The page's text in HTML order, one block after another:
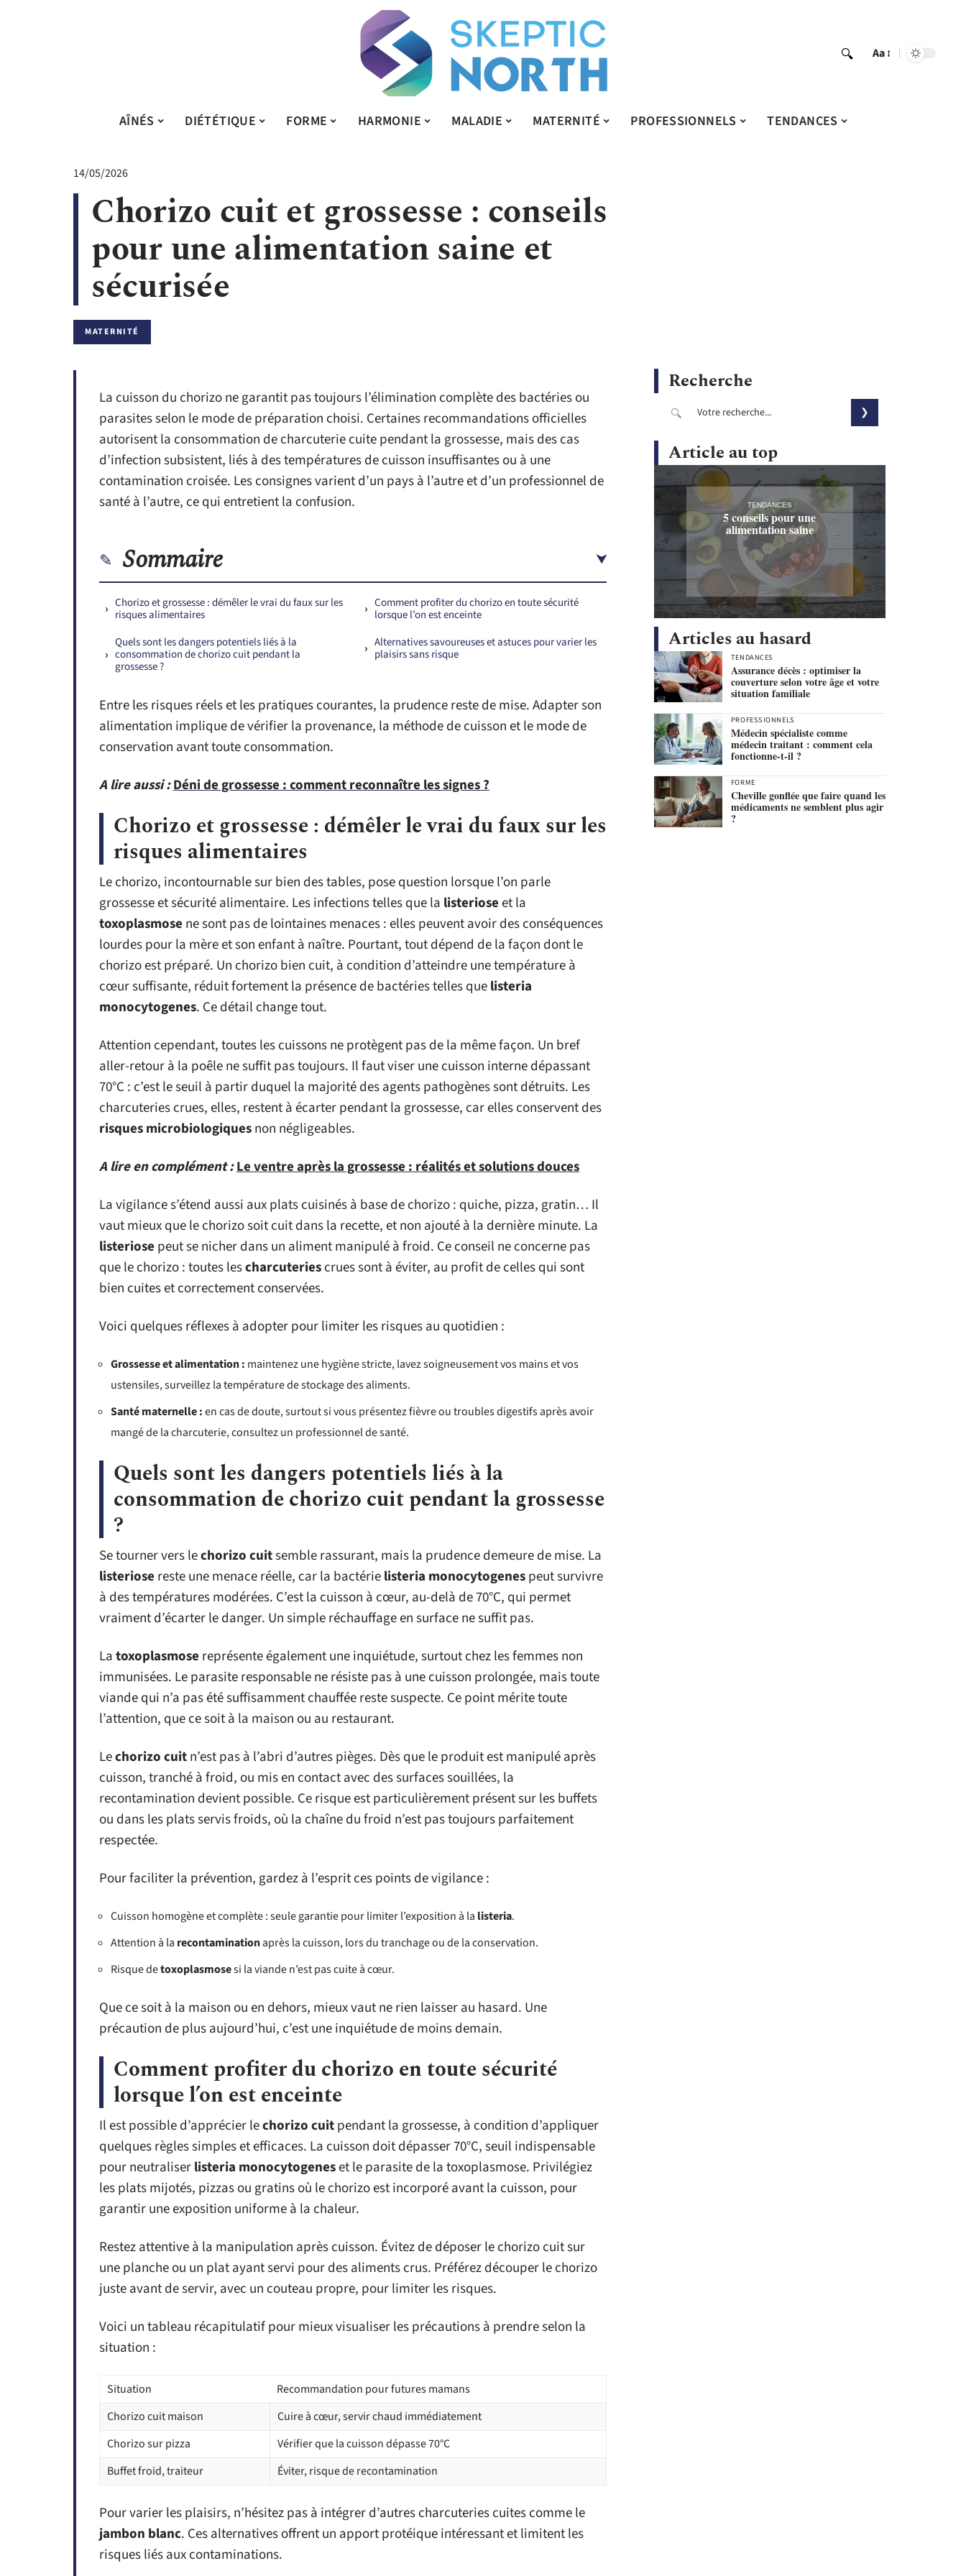
Aa
AÎNÉS DIÉTÉTIQUE FORME HARMONIE MALADIE MATERNITÉ PROFESSIONNELS TENDANCES
14/05/2026
Chorizo cuit et grossesse : conseils
pour une alimentation saine et
sécurisée
MATERNITÉ
La cuisson du chorizo ne garantit pas toujours l’élimination complète des bactéries ou
parasites selon le mode de préparation choisi. Certaines recommandations officielles
autorisent la consommation de charcuterie cuite pendant la grossesse, mais des cas
d’infection subsistent, liés à des températures de cuisson insuffisantes ou à une
contamination croisée. Les consignes varient d’un pays à l’autre et d’un professionnel de
santé à l’autre, ce qui entretient la confusion.
Sommaire
Chorizo et grossesse : démêler le vrai du faux sur les
risques alimentaires
Quels sont les dangers potentiels liés à la
consommation de chorizo cuit pendant la
grossesse ?
Comment profiter du chorizo en toute sécurité
lorsque l’on est enceinte
Alternatives savoureuses et astuces pour varier les
plaisirs sans risque
Entre les risques réels et les pratiques courantes, la prudence reste de mise. Adapter son
alimentation implique de vérifier la provenance, la méthode de cuisson et le mode de
conservation avant toute consommation.
A lire aussi :Déni de grossesse : comment reconnaître les signes ?
Chorizo et grossesse : démêler le vrai du faux sur les
risques alimentaires
Le chorizo, incontournable sur bien des tables, pose question lorsque l’on parle
grossesse et sécurité alimentaire. Les infections telles que la listerioseet la
toxoplasmose ne sont pas de lointaines menaces : elles peuvent avoir des conséquences
lourdes pour la mère et son enfant à naître. Pourtant, tout dépend de la façon dont le
chorizo est préparé. Un chorizo bien cuit, à condition d’atteindre une température à
cœur suffisante, réduit fortement la présence de bactéries telles quelisteria
monocytogenes. Ce détail change tout.
Attention cependant, toutes les cuissons ne protègent pas de la même façon. Un bref
aller-retour à la poêle ne suffit pas toujours. Il faut viser une cuisson interne dépassant
70°C : c’est le seuil à partir duquel la majorité des agents pathogènes sont détruits. Les
charcuteries crues, elles, restent à écarter pendant la grossesse, car elles conservent des
risques microbiologiquesnon négligeables.
A lire en complément :Le ventre après la grossesse : réalités et solutions douces
La vigilance s’étend aussi aux plats cuisinés à base de chorizo : quiche, pizza, gratin… Il
vaut mieux que le chorizo soit cuit dans la recette, et non ajouté à la dernière minute. La
listeriose peut se nicher dans un aliment manipulé à froid. Ce conseil ne concerne pas
que le chorizo : toutes lescharcuteriescrues sont à éviter, au profit de celles qui sont
bien cuites et correctement conservées.
Voici quelques réflexes à adopter pour limiter les risques au quotidien :
Grossesse et alimentation : maintenez une hygiène stricte, lavez soigneusement vos mains et vos
ustensiles, surveillez la température de stockage des aliments.
Santé maternelle :en cas de doute, surtout si vous présentez fièvre ou troubles digestifs après avoir
mangé de la charcuterie, consultez un professionnel de santé.
Quels sont les dangers potentiels liés à la
consommation de chorizo cuit pendant la grossesse
?
Se tourner vers lechorizo cuitsemble rassurant, mais la prudence demeure de mise. La
listeriose reste une menace réelle, car la bactérielisteria monocytogenespeut survivre
à des températures modérées. C’est la cuisson à cœur, au-delà de 70°C, qui permet
vraiment d’écarter le danger. Un simple réchauffage en surface ne suffit pas.
Latoxoplasmose représente également une inquiétude, surtout chez les femmes non
immunisées. Le parasite responsable ne résiste pas à une cuisson prolongée, mais toute
viande qui n’a pas été suffisamment chauffée reste suspecte. Ce point mérite toute
l’attention, que ce soit à la maison ou au restaurant.
Lechorizo cuitn’est pas à l’abri d’autres pièges. Dès que le produit est manipulé après
cuisson, tranché à froid, ou mis en contact avec des surfaces souillées, la
recontamination devient possible. Ce risque est particulièrement présent sur les buffets
ou dans les plats servis froids, où la chaîne du froid n’est pas toujours parfaitement
respectée.
Pour faciliter la prévention, gardez à l’esprit ces points de vigilance :
Cuisson homogène et complète : seule garantie pour limiter l’exposition à la listeria.
Attention à la recontaminationaprès la cuisson, lors du tranchage ou de la conservation.
Risque detoxoplasmosesi la viande n’est pas cuite à cœur.
Que ce soit à la maison ou en dehors, mieux vaut ne rien laisser au hasard. Une
précaution de plus aujourd’hui, c’est une inquiétude de moins demain.
Comment profiter du chorizo en toute sécurité
lorsque l’on est enceinte
Il est possible d’apprécier lechorizo cuitpendant la grossesse, à condition d’appliquer
quelques règles simples et efficaces. La cuisson doit dépasser 70°C, seuil indispensable
pour neutraliserlisteria monocytogeneset le parasite de la toxoplasmose. Privilégiez
les plats mijotés, pizzas ou gratins où le chorizo est incorporé avant la cuisson, pour
garantir une exposition uniforme à la chaleur.
Restez attentive à la manipulation après cuisson. Évitez de déposer le chorizo cuit sur
une planche ou un plat ayant servi pour des aliments crus. Préférez découper le chorizo
juste avant de servir, avec un couteau propre, pour limiter les risques.
Voici un tableau récapitulatif pour mieux visualiser les précautions à prendre selon la
situation :
Situation
Recommandation pour futures mamans
Chorizo cuit maison
Cuire à cœur, servir chaud immédiatement
Chorizo sur pizza
Vérifier que la cuisson dépasse 70°C
Buffet froid, traiteur
Éviter, risque de recontamination
Pour varier les plaisirs, n’hésitez pas à intégrer d’autres charcuteries cuites comme le
jambon blanc. Ces alternatives offrent un apport protéique intéressant et limitent les
risques liés aux contaminations.
Recherche
Article au top
TENDANCES
5 conseils pour une
alimentation saine
Articles au hasard
TENDANCES
Assurance décès : optimiser la
couverture selon votre âge et votre
situation familiale
PROFESSIONNELS
Médecin spécialiste comme
médecin traitant : comment cela
fonctionne-t-il ?
FORME
Cheville gonflée que faire quand les
médicaments ne semblent plus agir
?